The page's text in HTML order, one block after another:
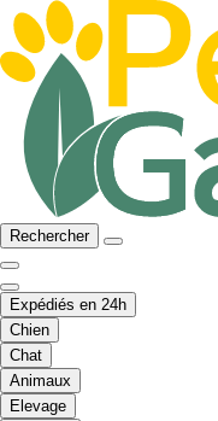
Rechercher
Expédiés en 24h
Chien
Chat
Animaux
Elevage